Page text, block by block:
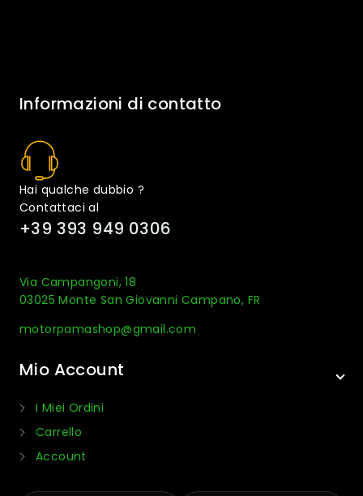
Informazioni di contatto
Hai qualche dubbio ?
Contattaci al
+39 393 949 0306
Via Campangoni, 18
03025 Monte San Giovanni Campano, FR
motorpamashop@gmail.com
Mio Account
I Miei Ordini
Carrello
Account